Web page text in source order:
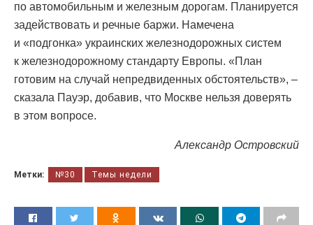
по автомобильным и железным дорогам. Планируется
задействовать и речные баржи. Намечена
и «подгонка» украинских железнодорожных систем
к железнодорожному стандарту Европы. «План
готовим на случай непредвиденных обстоятельств», –
сказала Пауэр, добавив, что Москве нельзя доверять
в этом вопросе.
Александр Островский
Метки: №30 Темы недели